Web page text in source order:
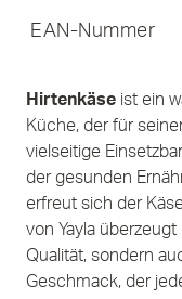
EAN-Nummer
Hirtenkäse ist ein
Küche, der für
vielseitige
der gesunden
erfreut sich der
von Yayla
Qualität, sondern
Geschmack, der